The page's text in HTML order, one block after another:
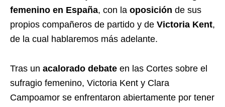
femenino en España, con la oposición de sus
propios compañeros de partido y de Victoria Kent,
de la cual hablaremos más adelante.
Tras un acalorado debate en las Cortes sobre el
sufragio femenino, Victoria Kent y Clara
Campoamor se enfrentaron abiertamente por tener